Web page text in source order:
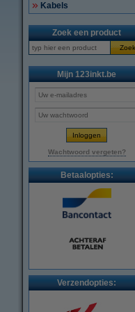
Kabels
Zoek een product
Zoek
Mijn 123inkt.be
Wachtwoord vergeten?
Betaalopties:
Verzendopties: